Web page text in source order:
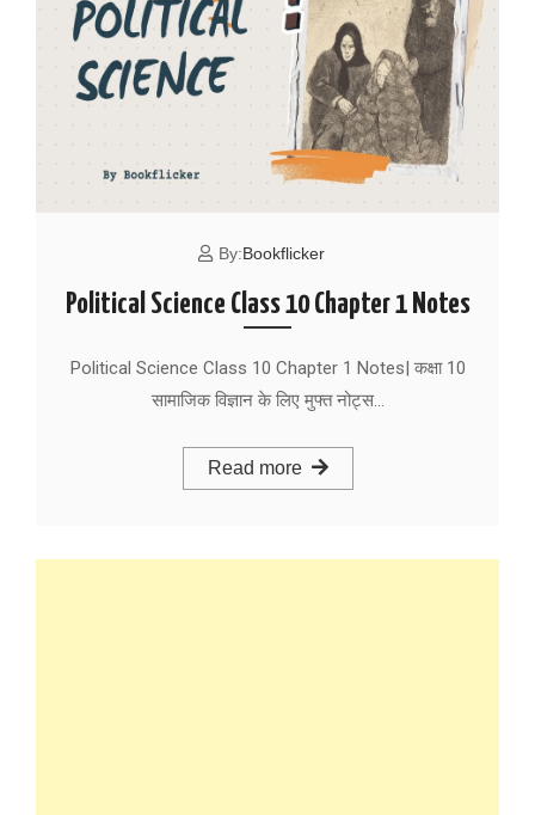
By:Bookflicker
Political Science Class 10 Chapter 1 Notes
Political Science Class 10 Chapter 1 Notes| कक्षा 10
सामाजिक विज्ञान के लिए मुफ्त नोट्स…
Read more